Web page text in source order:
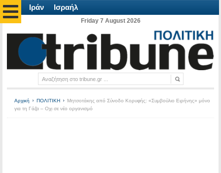
Ιράν Ισραήλ
Friday 7 August 2026
Αρχική ΠΟΛΙΤΙΚΗ
Μητσοτάκης από Σύνοδο Κορυφής: «Συμβούλιο Ειρήνης» μόνο
για τη Γάζα – Οχι σε νέο οργανισμό